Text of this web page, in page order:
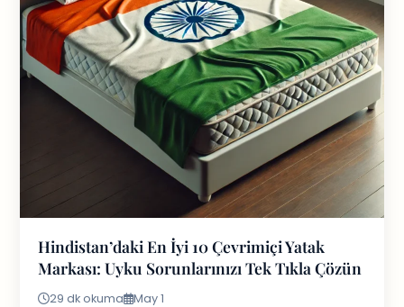
Hindistan’daki En İyi 10 Çevrimiçi Yatak
Markası: Uyku Sorunlarınızı Tek Tıkla Çözün
29 dk okuma May 1